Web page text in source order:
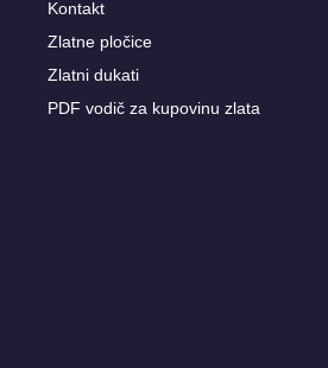
Kontakt
Zlatne pločice
Zlatni dukati
PDF vodič za kupovinu zlata